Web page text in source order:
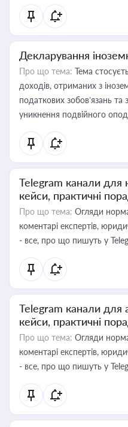
Декларування
Про що тема: Тема
доходів, отриманих з
податкових зобов’язань та
уникнення подвійного
Telegram канали для
кейси, практичні
Про що тема: Огляди
коментарі експертів,
- все, про що пишуть у
Telegram канали для
кейси, практичні
Про що тема: Огляди
коментарі експертів,
- все, про що пишуть у